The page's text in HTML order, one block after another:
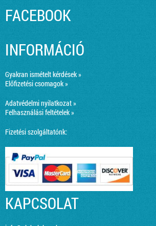
FACEBOOK
INFORMÁCIÓ
Gyakran ismételt kérdések »
Előfizetési csomagok »
Adatvédelmi nyilatkozat »
Felhasználási feltételek »
Fizetési szolgáltatónk:
KAPCSOLAT